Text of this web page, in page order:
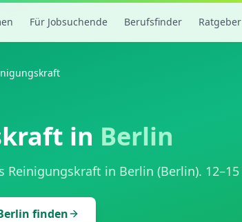
Für Jobsuchende Berufsfinder Ratgeber
in Berlin
Reinigungskraft in Berlin (Berlin). 12–15
finden